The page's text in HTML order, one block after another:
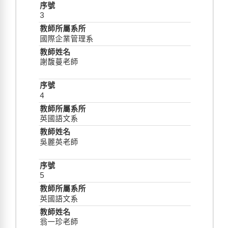
3
國際企業管理系
謝馥蔓老師
4
英國語文系
吳麗英老師
5
英國語文系
翁一珍老師